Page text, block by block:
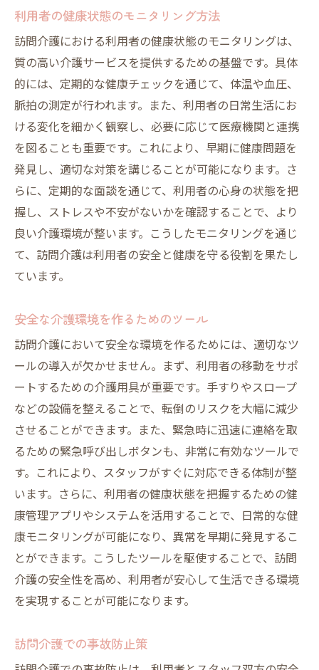
利用者の健康状態のモニタリング方法
訪問介護における利用者の健康状態のモニタリングは、
質の高い介護サービスを提供するための基盤です。具体
的には、定期的な健康チェックを通じて、体温や血圧、
脈拍の測定が行われます。また、利用者の日常生活にお
ける変化を細かく観察し、必要に応じて医療機関と連携
を図ることも重要です。これにより、早期に健康問題を
発見し、適切な対策を講じることが可能になります。さ
らに、定期的な面談を通じて、利用者の心身の状態を把
握し、ストレスや不安がないかを確認することで、より
良い介護環境が整います。こうしたモニタリングを通じ
て、訪問介護は利用者の安全と健康を守る役割を果たし
ています。
安全な介護環境を作るためのツール
訪問介護において安全な環境を作るためには、適切なツ
ールの導入が欠かせません。まず、利用者の移動をサポ
ートするための介護用具が重要です。手すりやスロープ
などの設備を整えることで、転倒のリスクを大幅に減少
させることができます。また、緊急時に迅速に連絡を取
るための緊急呼び出しボタンも、非常に有効なツールで
す。これにより、スタッフがすぐに対応できる体制が整
います。さらに、利用者の健康状態を把握するための健
康管理アプリやシステムを活用することで、日常的な健
康モニタリングが可能になり、異常を早期に発見するこ
とができます。こうしたツールを駆使することで、訪問
介護の安全性を高め、利用者が安心して生活できる環境
を実現することが可能になります。
訪問介護での事故防止策